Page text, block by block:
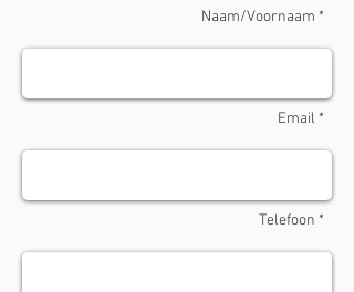
Naam/Voornaam *
Email *
Telefoon *